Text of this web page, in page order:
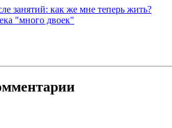
занятий: как же мне теперь жить?
"много двоек"